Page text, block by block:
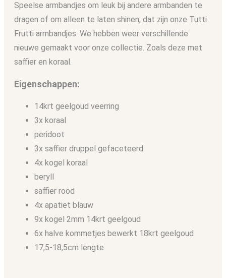
Speelse armbandjes om leuk bij andere armbanden te
dragen of om alleen te laten shinen, dat zijn onze Tutti
Frutti armbandjes. We hebben weer verschillende
nieuwe gemaakt voor onze collectie. Zoals deze met
saffier en koraal.
Eigenschappen:
14krt geelgoud veerring
3x koraal
peridoot
3x saffier druppel gefaceteerd
4x kogel koraal
beryll
saffier rood
4x apatiet blauw
9x kogel 2mm 14krt geelgoud
6x halve kommetjes bewerkt 18krt geelgoud
17,5-18,5cm lengte